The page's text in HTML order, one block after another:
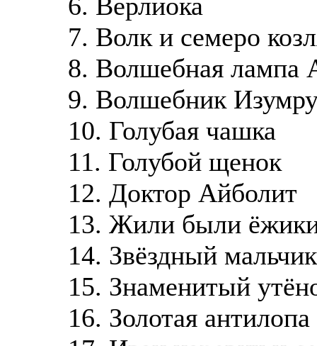
7. Волк и семеро
8. Волшебная лампа
9. Волшебник
10. Голубая чашка
11. Голубой щенок
12. Доктор Айболит
13. Жили были
14. Звёздный мальчик
15. Знаменитый
16. Золотая антилопа